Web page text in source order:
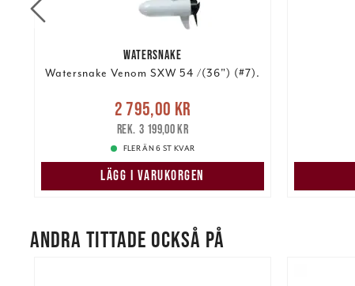
WATERSNAKE
Watersnake Venom SXW 54 /(36") (#7).
Nuvarande pris
2 795,00 krTidigare pris
3 199,00 kr
2 795,00 kr
3 199,00 kr
FLER ÄN 6 ST KVAR
LÄGG I VARUKORGEN
ANDRA TITTADE OCKSÅ PÅ